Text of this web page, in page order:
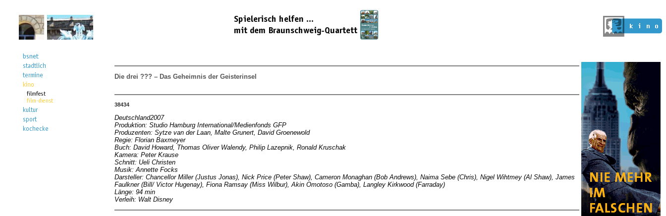
Die drei ??? – Das Geheimnis der Geisterinsel
38434
Deutschland2007
Produktion: Studio Hamburg International/Medienfonds GFP
Produzenten: Sytze van der Laan, Malte Grunert, David Groenewold
Regie: Florian Baxmeyer
Buch: David Howard, Thomas Oliver Walendy, Philip Lazepnik, Ronald Kruschak
Kamera: Peter Krause
Schnitt: Ueli Christen
Musik: Annette Focks
Darsteller: Chancellor Miller (Justus Jonas), Nick Price (Peter Shaw), Cameron Monaghan (Bob Andrews), Naima Sebe (Chris), Nigel Wihtmey (Al Shaw), James
Faulkner (Bill/ Victor Hugenay), Fiona Ramsay (Miss Wilbur), Akin Omotoso (Gamba), Langley Kirkwood (Farraday)
Länge: 94 min
Verleih: Walt Disney